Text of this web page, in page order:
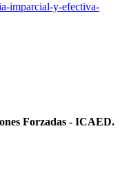
imparcial-y-efectiva-
Forzadas - ICAED.